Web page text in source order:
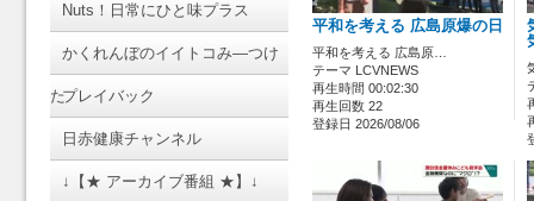
Nuts！日常にひと味プラス
かくれんぼのイイトコみ―つけ
たプレイバック
日赤健康チャンネル
↓【★ アーカイブ番組 ★】↓
平和を考える 広島原爆の日
平和を考える 広島原…
テーマ LCVNEWS
再生時間 00:02:30
再生回数 22
登録日 2026/08/06